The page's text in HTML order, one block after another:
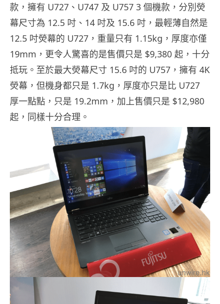
款，擁有 U727、U747 及 U757 3 個機款，分別熒
幕尺寸為 12.5 吋、14 吋及 15.6 吋，最輕薄自然是
12.5 吋熒幕的 U727，重量只有 1.15kg，厚度亦僅
19mm，更令人驚喜的是售價只是 $9,380 起，十分
抵玩。至於最大熒幕尺寸 15.6 吋的 U757，擁有 4K
熒幕，但機身都只是 1.7kg，厚度亦只是比 U727
厚一點點，只是 19.2mm，加上售價只是 $12,980
起，同樣十分合理。